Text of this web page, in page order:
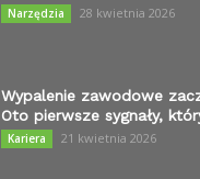
Narzędzia 28 kwietnia 2026
Wypalenie zawodowe
Oto pierwsze sygnały,
Kariera 21 kwietnia 2026